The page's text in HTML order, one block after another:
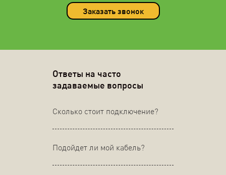
Заказать звонок
Ответы на часто
задаваемые вопросы
Сколько стоит подключение?
Подойдет ли мой кабель?